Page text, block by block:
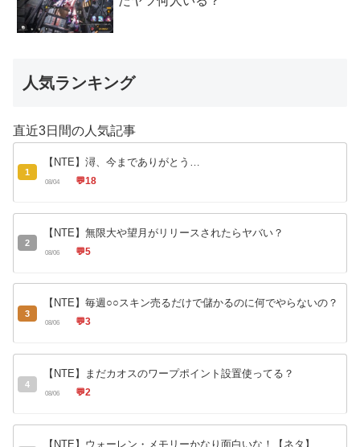
人気ランキング
直近3日間の人気記事
1
【NTE】潯、今までありがとう…
08/04 💬18
2
【NTE】無限大や望月がリリースされたらヤバい？
08/06 💬5
3
【NTE】毎週○○スキン売るだけで儲かるのに何でやらないの？
08/06 💬3
4
【NTE】まだカオスのワープポイント設置使ってる？
08/06 💬2
【NTE】ウォーレン・メモリーかなり面白いな！【ネタ】